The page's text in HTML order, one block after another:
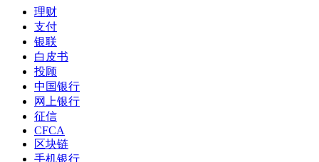
理财
支付
银联
白皮书
投顾
中国银行
网上银行
征信
CFCA
区块链
手机银行